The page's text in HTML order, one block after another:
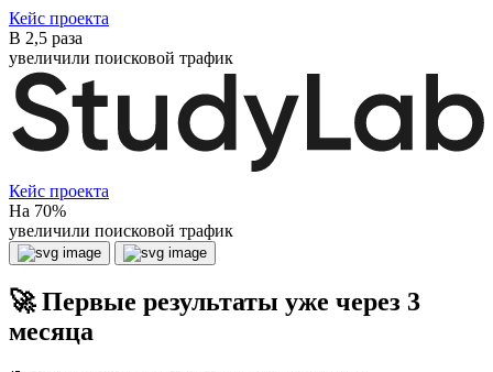
Кейс проекта
В 2,5 раза
увеличили поисковой трафик
Кейс проекта
На 70%
увеличили поисковой трафик
🚀 Первые результаты уже через 3
месяца